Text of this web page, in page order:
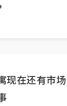
现在还有市